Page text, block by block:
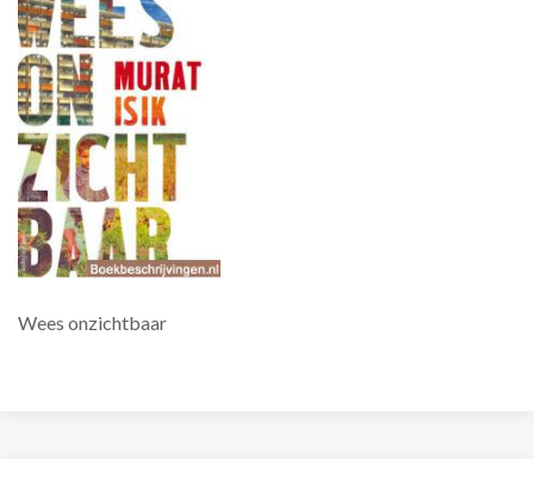
Wees onzichtbaar